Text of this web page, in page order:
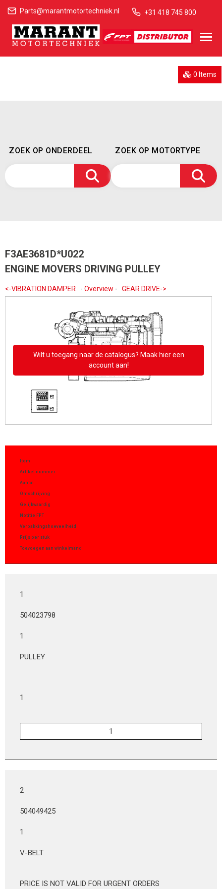
Parts@marantmotortechniek.nl +31 418 745 800
0 Items
ZOEK OP ONDERDEEL ZOEK OP MOTORTYPE
F3AE3681D*U022
ENGINE MOVERS DRIVING PULLEY
<-VIBRATION DAMPER - Overview - GEAR DRIVE->
Wilt u toegang naar de catalogus? Maak hier een
account aan!
Item
Artikel nummer
Aantal
Omschrijving
Gelijkwaardig
Notitie FPT
Verpakkingshoeveelheid
Prijs per stuk
Toevoegen aan winkelmand
1
504023798
1
PULLEY
1
2
504049425
1
V-BELT
PRICE IS NOT VALID FOR URGENT ORDERS